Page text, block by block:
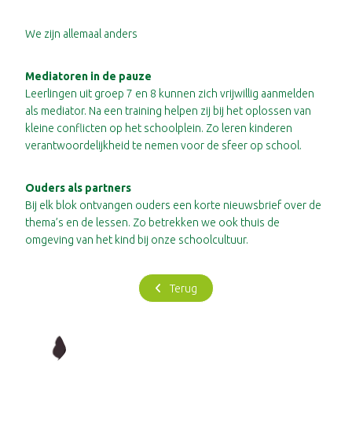
We zijn allemaal anders
Mediatoren in de pauze
Leerlingen uit groep 7 en 8 kunnen zich vrijwillig aanmelden
als mediator. Na een training helpen zij bij het oplossen van
kleine conflicten op het schoolplein. Zo leren kinderen
verantwoordelijkheid te nemen voor de sfeer op school.
Ouders als partners
Bij elk blok ontvangen ouders een korte nieuwsbrief over de
thema’s en de lessen. Zo betrekken we ook thuis de
omgeving van het kind bij onze schoolcultuur.
Terug